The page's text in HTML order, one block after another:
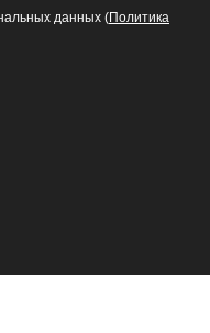
данных (Политика